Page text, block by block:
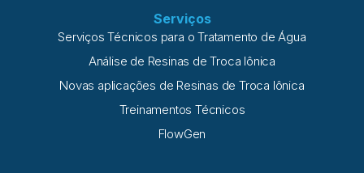
Serviços
Serviços Técnicos para o Tratamento de Água
Análise de Resinas de Troca Iônica
Novas aplicações de Resinas de Troca Iônica
Treinamentos Técnicos
FlowGen